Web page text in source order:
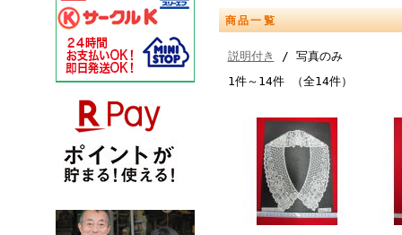
商品一覧
説明付き
/ 写真のみ
1件～14件 （全14件）